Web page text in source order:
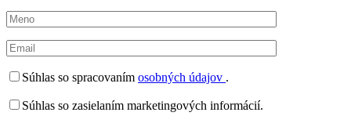
Súhlas so spracovaním osobných údajov .
Súhlas so zasielaním marketingových informácií.